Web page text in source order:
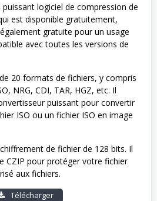
logiciel de compression de
est disponible gratuitement,
gratuite pour un usage
avec toutes les versions de
20 formats de fichiers, y compris
NRG, CDI, TAR, HGZ, etc. Il
puissant pour convertir
ISO ou un fichier ISO en image
de fichier de 128 bits. Il
CZIP pour protéger votre fichier
aux fichiers.
Télécharger